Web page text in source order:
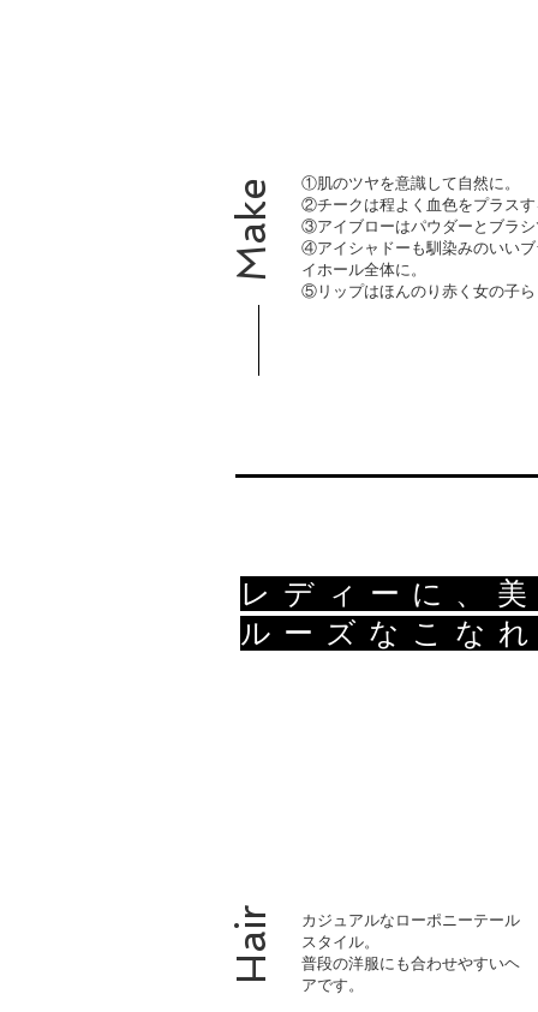
①肌のツヤを意識して自然に。
②チークは程よく血色をプラス
​③アイブローはパウダーとブラ
④アイシャドーも馴染みのいい
イホール全体に。
⑤リップはほんのり赤く女の子
Make
Hair
カジュアルなローポニーテール
スタイル。
普段の洋服にも合わせやすいヘ
アです。
レディーに、
ルーズなこな